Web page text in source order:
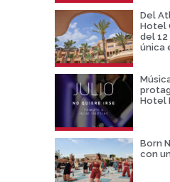
Del
Hotel
del
única
Hotel
Born
con